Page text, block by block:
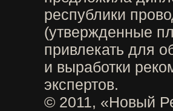
республики
(утвержденные
привлекать для
и выработки
экспертов.
© 2011, «Новый